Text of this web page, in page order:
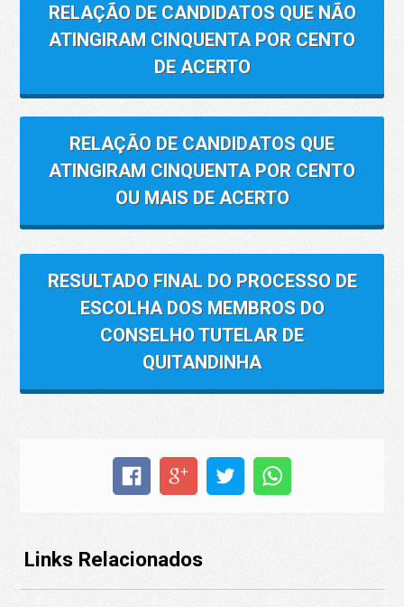
RELAÇÃO DE CANDIDATOS QUE NÃO
ATINGIRAM CINQUENTA POR CENTO
DE ACERTO
RELAÇÃO DE CANDIDATOS QUE
ATINGIRAM CINQUENTA POR CENTO
OU MAIS DE ACERTO
RESULTADO FINAL DO PROCESSO DE
ESCOLHA DOS MEMBROS DO
CONSELHO TUTELAR DE
QUITANDINHA
Links Relacionados